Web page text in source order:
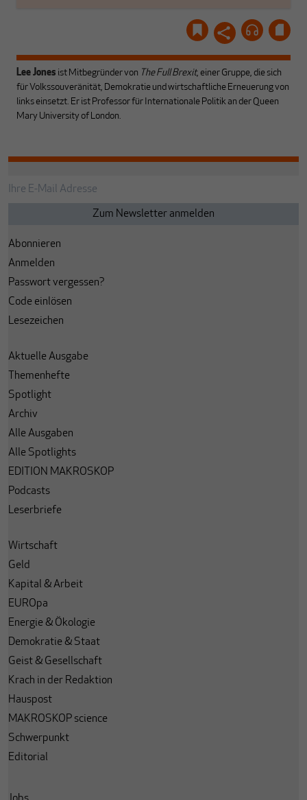
Lee Jones ist Mitbegründer von The Full Brexit, einer Gruppe, die sich
für Volkssouveränität, Demokratie und wirtschaftliche Erneuerung von
links einsetzt. Er ist Professor für Internationale Politik an der Queen
Mary University of London.
Abonnieren
Anmelden
Passwort vergessen?
Code einlösen
Lesezeichen
Aktuelle Ausgabe
Themenhefte
Spotlight
Archiv
Alle Ausgaben
Alle Spotlights
EDITION MAKROSKOP
Podcasts
Leserbriefe
Wirtschaft
Geld
Kapital & Arbeit
EUROpa
Energie & Ökologie
Demokratie & Staat
Geist & Gesellschaft
Krach in der Redaktion
Hauspost
MAKROSKOP science
Schwerpunkt
Editorial